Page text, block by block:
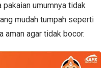
umumnya tidak
mudah tumpah seperti
aman agar tidak bocor.